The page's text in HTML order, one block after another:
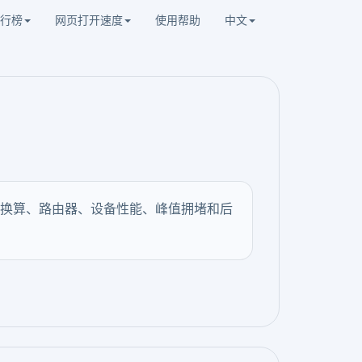
榜 网页打开速度 使用帮助 中文
算、路由器、设备性能、峰值拥堵和后